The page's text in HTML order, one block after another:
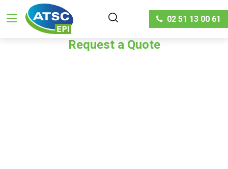
02 51 13 00 61
Request a Quote